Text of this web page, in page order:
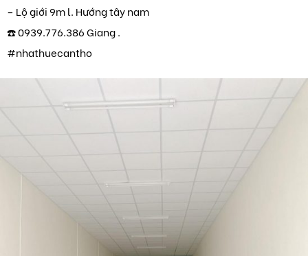
– Lộ giới 9m l. Hướng tây nam
☎️ 0939.776.386 Giang .
#nhathuecantho